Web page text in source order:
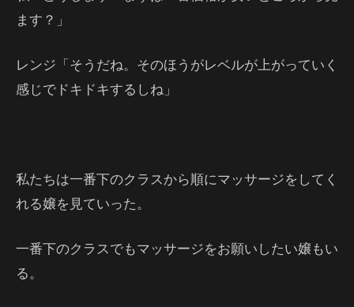
ます？」
レンジ「そうだね。そのほうがレベルが上がっていく
感じでドキドキするしね」
私たちは一番下のクラスから順にマッサージをしてく
れる嬢を見ていった。
一番下のクラスでもマッサージをお願いしたい嬢もい
る。